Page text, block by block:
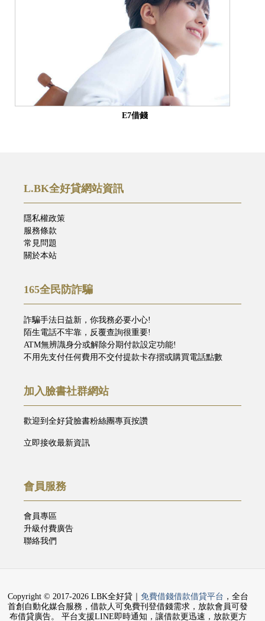
E7借錢
L.BK全好貸網站資訊
隱私權政策
服務條款
常見問題
關於本站
165全民防詐騙
詐騙手法日益新，你我務必要小心!
陌生電話不牢靠，反覆查詢很重要!
ATM無辨識身分或解除分期付款設定功能!
不用先支付任何費用不交付提款卡存摺或購買電話點數
加入臉書社群網站
歡迎到全好貸臉書粉絲團專頁按讚
立即接收最新資訊
會員服務
會員專區
升級付費廣告
聯絡我們
Copyright © 2017-2026 LBK全好貸｜ 免費借錢借款借貸平台 ，全台
首創自動化媒合服務，借款人可免費刊登借錢需求，放款會員可發
布借貸廣告。 平台支援LINE即時通知，讓借款更迅速，放款更方